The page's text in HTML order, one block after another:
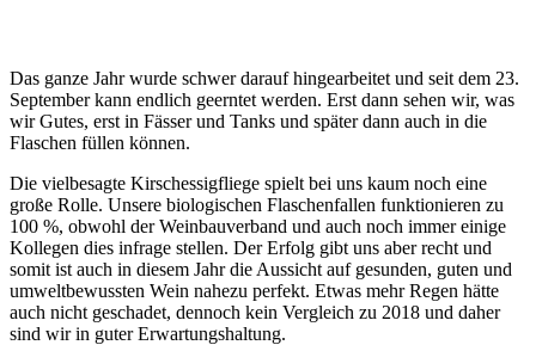
Das ganze Jahr wurde schwer darauf hingearbeitet und seit dem 23.
September kann endlich geerntet werden. Erst dann sehen wir, was
wir Gutes, erst in Fässer und Tanks und später dann auch in die
Flaschen füllen können.
Die vielbesagte Kirschessigfliege spielt bei uns kaum noch eine
große Rolle. Unsere biologischen Flaschenfallen funktionieren zu
100 %, obwohl der Weinbauverband und auch noch immer einige
Kollegen dies infrage stellen. Der Erfolg gibt uns aber recht und
somit ist auch in diesem Jahr die Aussicht auf gesunden, guten und
umweltbewussten Wein nahezu perfekt. Etwas mehr Regen hätte
auch nicht geschadet, dennoch kein Vergleich zu 2018 und daher
sind wir in guter Erwartungshaltung.